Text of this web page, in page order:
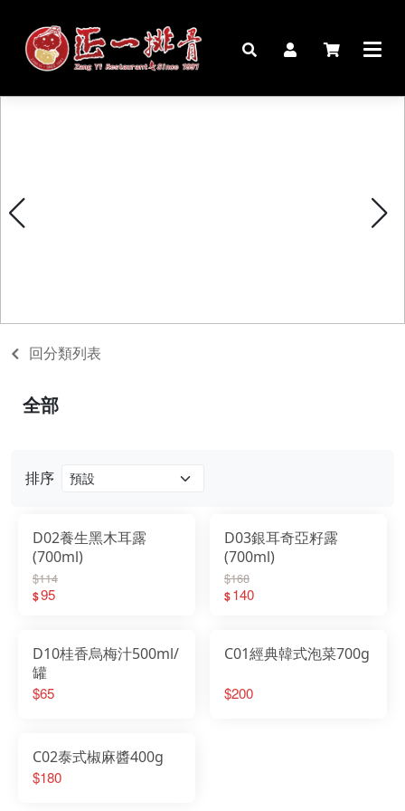
門市資訊
回分類列表
排序
D02養生黑木耳露
(700ml)
$114
$95
D03銀耳奇亞籽露
(700ml)
$168
$140
D10桂香烏梅汁500ml/
罐
$65
C01經典韓式泡菜700g
$200
C02泰式椒麻醬400g
$180
全部